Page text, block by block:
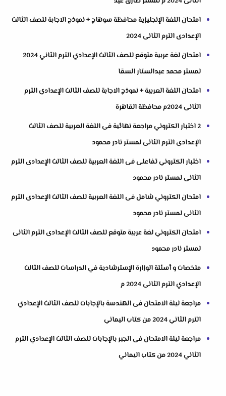
امتحان اللغة الإنجليزية محافظة سوهاج + نموذج الاجابة للصف الثالث
الإعدادى الترم الثانى 2024
امتحان لغة عربية متوقع للصف الثالث الإعدادي الترم الثاني 2024
لمستر محمد عبدالستار السقا
امتحان اللغة العربية + نموذج الاجابة للصف الثالث الإعدادي الترم
الثانى 2024م محافظة القاهرة
2 اختبار الكتروني مراجعة نهائية فى اللغة العربية للصف الثالث
الإعدادى الترم الثانى لمستر نادر محمود
اختبار الكتروني تفاعلى فى اللغة العربية للصف الثالث الإعدادى الترم
الثانى لمستر نادر محمود
امتحان الكتروني شامل فى اللغة العربية للصف الثالث الإعدادى الترم
الثانى لمستر نادر محمود
امتحان الكتروني لغة عربية متوقع للصف الثالث الإعدادى الترم الثانى
لمستر نادر محمود
ملخصات و أسئلة الوزارة الإسترشادية في الدراسات للصف الثالث
الإعدادي الترم الثانى 2024 م
مراجعة ليلة الامتحان فى الهندسة بالإجابات للصف الثالث الإعدادي
الترم الثاني 2024 من كتاب اليماني
مراجعة ليلة الامتحان فى الجبر بالإجابات للصف الثالث الإعدادي الترم
الثاني 2024 من كتاب اليماني